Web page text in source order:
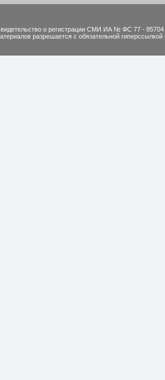
о регистрации СМИ ИА № ФС 77 - 85704
разрешается с обязательной гиперссылкой